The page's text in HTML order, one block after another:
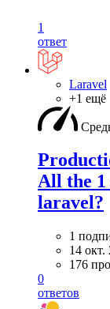
1
ответ
Laravel
+1 ещё
All the 1
laravel?
1
14 окт.
176
0
ответов